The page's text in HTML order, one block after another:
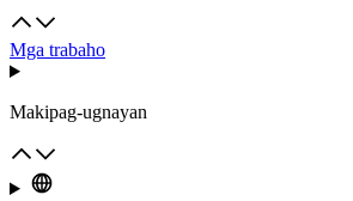
Mga trabaho
Makipag-ugnayan